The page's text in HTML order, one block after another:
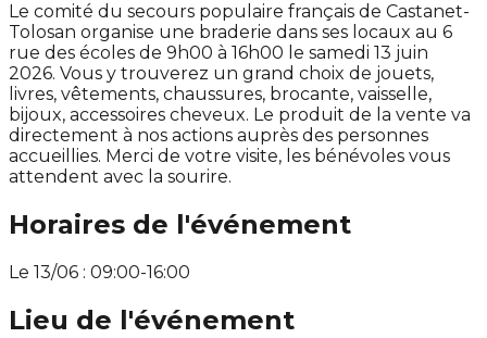
Le comité du secours populaire français de Castanet-
Tolosan organise une braderie dans ses locaux au 6
rue des écoles de 9h00 à 16h00 le samedi 13 juin
2026. Vous y trouverez un grand choix de jouets,
livres, vêtements, chaussures, brocante, vaisselle,
bijoux, accessoires cheveux. Le produit de la vente va
directement à nos actions auprès des personnes
accueillies. Merci de votre visite, les bénévoles vous
attendent avec la sourire.
Horaires de l'événement
Le 13/06 : 09:00-16:00
Lieu de l'événement